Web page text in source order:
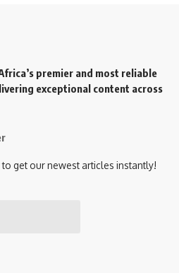
premier and most reliable
exceptional content across
get our newest articles instantly!